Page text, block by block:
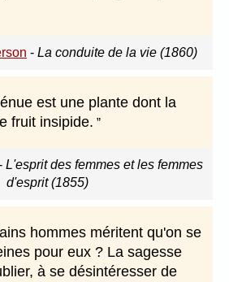
- La conduite de la vie (1860)
est une plante dont la
fruit insipide.
L'esprit des femmes et les femmes
d'esprit (1855)
hommes méritent qu'on se
pour eux ? La sagesse
à se désintéresser de